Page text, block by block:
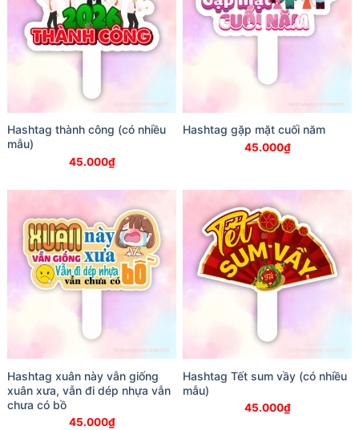
Hashtag thành công (có nhiều
mẫu)
45.000₫
Hashtag gặp mặt cuối năm
45.000₫
Hashtag xuân này vẫn giống
xuân xưa, vẫn đi dép nhựa vẫn
chưa có bồ
45.000₫
Hashtag Tết sum vầy (có nhiều
mẫu)
45.000₫